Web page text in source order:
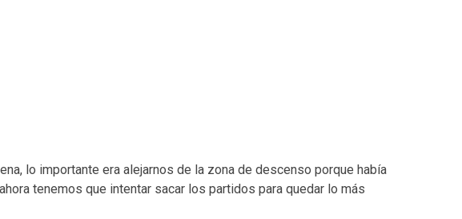
lo importante era alejarnos de la zona de descenso porque había
tenemos que intentar sacar los partidos para quedar lo más